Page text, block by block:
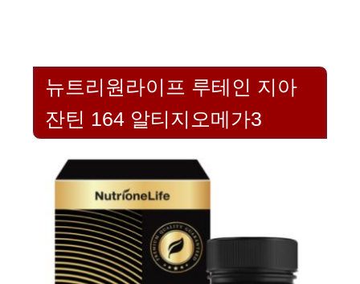
뉴트리원라이프 루테인 지아
잔틴 164 알티지오메가3